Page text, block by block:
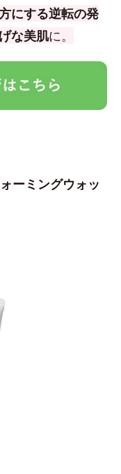
にする逆転の発
な美肌に。
ーミングウォッ